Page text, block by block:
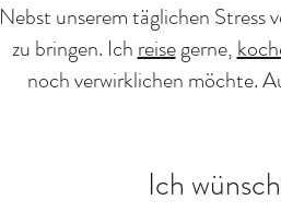
Nebst unserem täglichen Stress
zu bringen. Ichreisegerne,
noch verwirklichen möchte.
Ich